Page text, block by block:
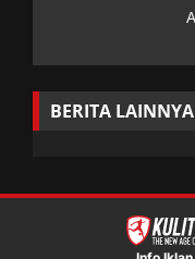
BERITA LAINNYA